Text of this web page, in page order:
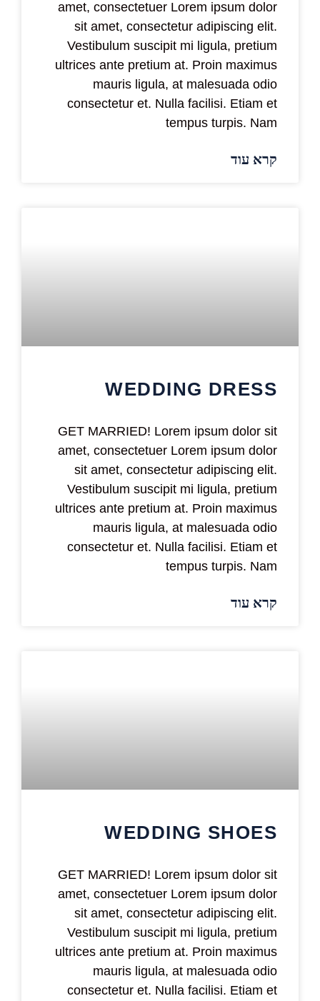
amet, consectetuer Lorem ipsum dolor
sit amet, consectetur adipiscing elit.
Vestibulum suscipit mi ligula, pretium
ultrices ante pretium at. Proin maximus
mauris ligula, at malesuada odio
consectetur et. Nulla facilisi. Etiam et
tempus turpis. Nam
קרא עוד
WEDDING DRESS
GET MARRIED! Lorem ipsum dolor sit
amet, consectetuer Lorem ipsum dolor
sit amet, consectetur adipiscing elit.
Vestibulum suscipit mi ligula, pretium
ultrices ante pretium at. Proin maximus
mauris ligula, at malesuada odio
consectetur et. Nulla facilisi. Etiam et
tempus turpis. Nam
קרא עוד
WEDDING SHOES
GET MARRIED! Lorem ipsum dolor sit
amet, consectetuer Lorem ipsum dolor
sit amet, consectetur adipiscing elit.
Vestibulum suscipit mi ligula, pretium
ultrices ante pretium at. Proin maximus
mauris ligula, at malesuada odio
consectetur et. Nulla facilisi. Etiam et